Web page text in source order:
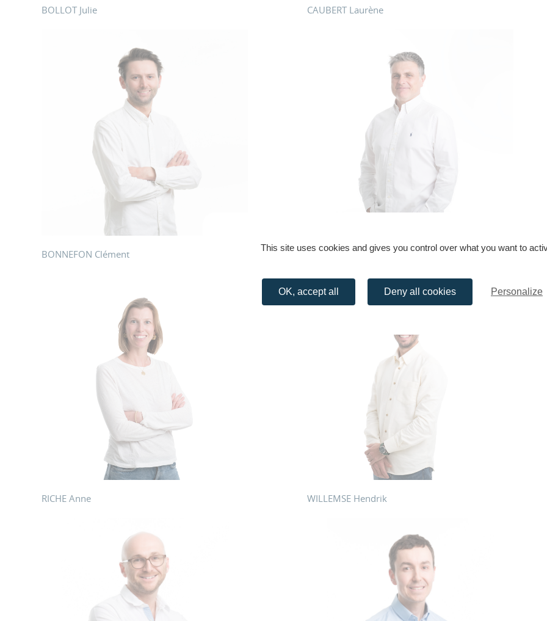
BOLLOT Julie CAUBERT Laurène
BONNEFON Clément BOUVET François
RICHE Anne WILLEMSE Hendrik
This site uses cookies and gives you control over what you want to
OK, accept all Deny all cookies Personalize